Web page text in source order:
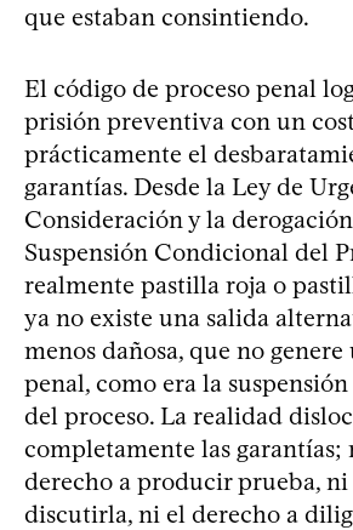
que estaban consintiendo.
El código de proceso penal
prisión preventiva con un
prácticamente el
garantías. Desde la Ley de
Consideración y la
Suspensión Condicional del
realmente pastilla roja o
ya no existe una salida
menos dañosa, que no
penal, como era la
del proceso. La realidad
completamente las garantías;
derecho a producir prueba,
discutirla, ni el derecho a